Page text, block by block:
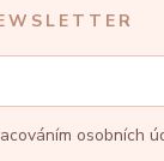
osobních